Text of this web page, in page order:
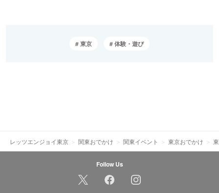
東京 体験・遊び
レッツエンジョイ東京 関東おでかけ 関東イベント 東京おでかけ
Follow Us